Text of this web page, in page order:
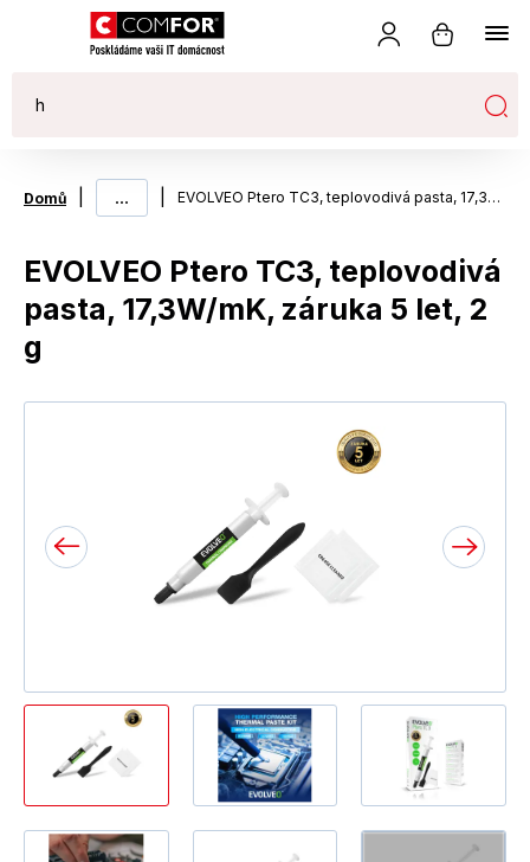
Domů ... EVOLVEO Ptero TC3, teplovodivá pasta, 17,3W/mK, záruka 5 let, 2 g
EVOLVEO Ptero TC3, teplovodivá
pasta, 17,3W/mK, záruka 5 let, 2
g